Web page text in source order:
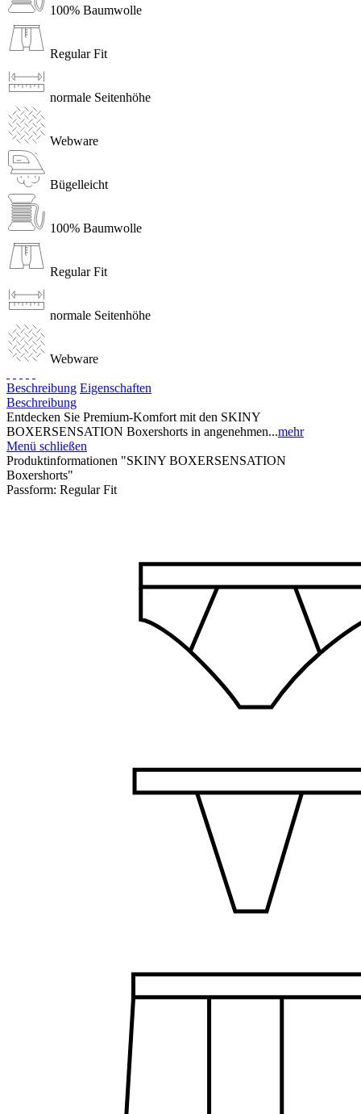
100% Baumwolle
Regular Fit
normale Seitenhöhe
Webware
Bügelleicht
100% Baumwolle
Regular Fit
normale Seitenhöhe
Webware
Beschreibung Eigenschaften
Beschreibung
Entdecken Sie Premium-Komfort mit den SKINY
BOXERSENSATION Boxershorts in angenehmen...mehr
Menü schließen
Produktinformationen "SKINY BOXERSENSATION
Boxershorts"
Passform: Regular Fit